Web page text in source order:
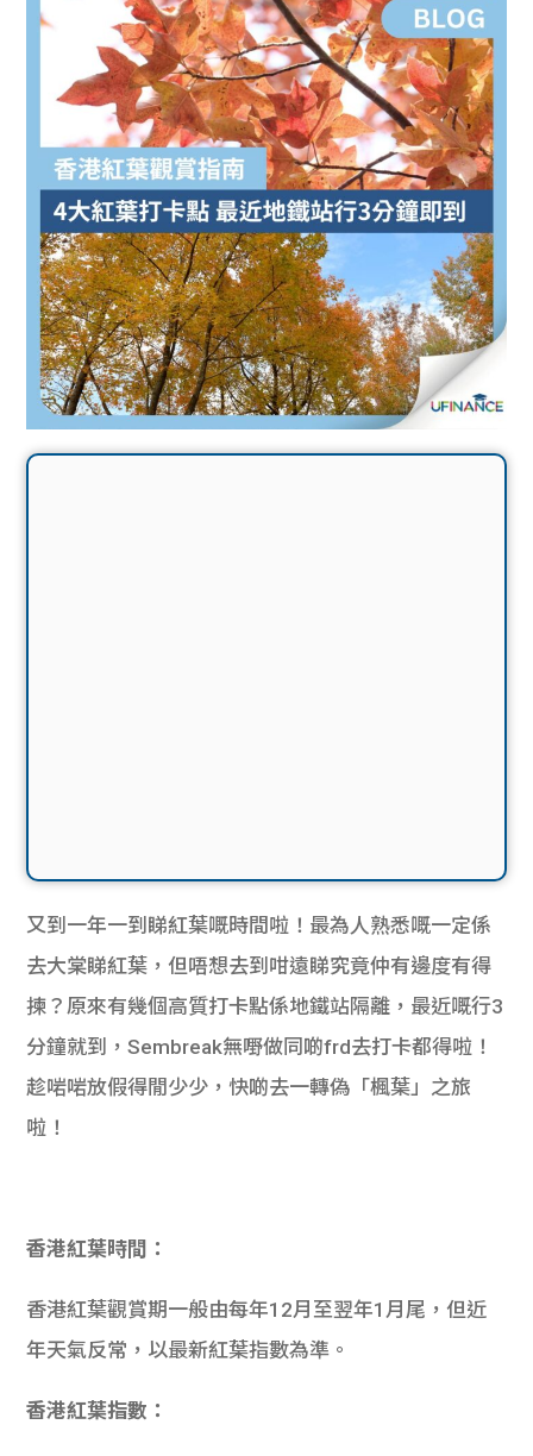
又到一年一到睇紅葉嘅時間啦！最為人熟悉嘅一定係
去大棠睇紅葉，但唔想去到咁遠睇究竟仲有邊度有得
揀？原來有幾個高質打卡點係地鐵站隔離，最近嘅行3
分鐘就到，Sembreak無嘢做同啲frd去打卡都得啦！
趁啱啱放假得閒少少，快啲去一轉偽「楓葉」之旅
啦！
香港紅葉時間：
香港紅葉觀賞期一般由每年12月至翌年1月尾，但近
年天氣反常，以最新紅葉指數為準。
香港紅葉指數：